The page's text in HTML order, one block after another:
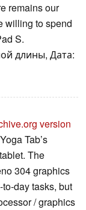
remains our
willing to spend
S.
длины, Дата:
version
Tab’s
The
304 graphics
day tasks, but
/ graphics